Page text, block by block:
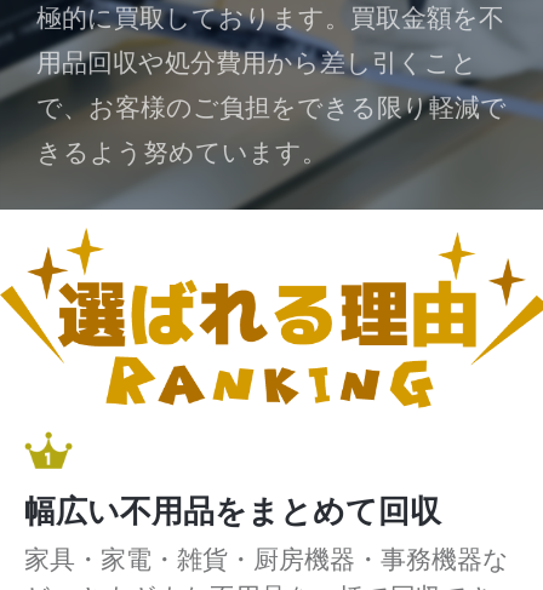
極的に買取しております。買取金額を不
用品回収や処分費用から差し引くこと
で、お客様のご負担をできる限り軽減で
きるよう努めています。
幅広い不用品をまとめて回収
家具・家電・雑貨・厨房機器・事務機器な